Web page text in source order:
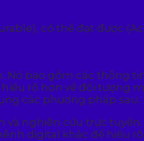
có thể đạt được
bao gồm các thông
rõ hơn về đối tượng
các phương pháp sau:
và nghiên cứu trực tuyến.
digital khác để hiểu